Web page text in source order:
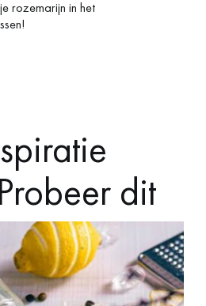
rozemarijn in het
dit